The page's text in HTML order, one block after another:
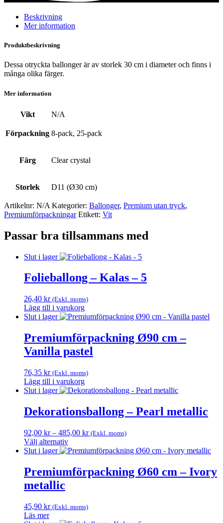
mängd
Beskrivning
Mer information
Produktbeskrivning
Dessa otryckta ballonger är av storlek 30 cm i diameter och finns i
många olika färger.
Mer information
Vikt N/A
Förpackning 8-pack, 25-pack
Färg Clear crystal
Storlek D11 (Ø30 cm)
Artikelnr: N/A Kategorier: Ballonger, Premium utan tryck,
Premium­förpackningar Etikett: Vit
Passar bra tillsammans med
Slut i lager
Folieballong – Kalas – 5
26,40 kr (Exkl. moms)
Lägg till i varukorg
Slut i lager
Premiumförpackning Ø90 cm –
Vanilla pastel
76,35 kr (Exkl. moms)
Lägg till i varukorg
Slut i lager
Dekorationsballong – Pearl metallic
92,00 kr – 485,00 krPrisintervall:
till
(Exkl. moms)
Välj alternativ
Den
produkten
har
flera
De
olika
Slut i lager
Premiumförpackning Ø60 cm – Ivory
metallic
45,90 kr (Exkl. moms)
Läs mer